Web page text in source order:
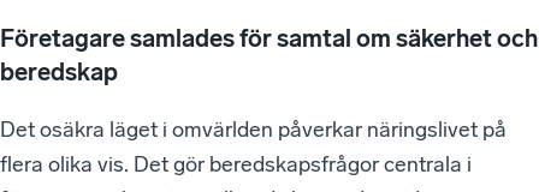
Företagare samlades för samtal om säkerhet och
beredskap
Det osäkra läget i omvärlden påverkar näringslivet på
flera olika vis. Det gör beredskapsfrågor centrala i